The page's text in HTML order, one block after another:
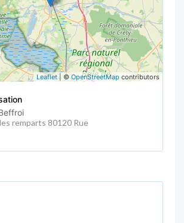
Leaflet| ©OpenStreetMap contributors
remparts 80120 Rue